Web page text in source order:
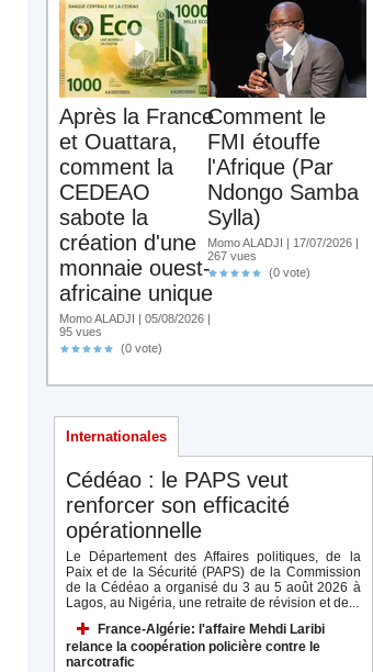
Après la France
et Ouattara,
comment la
CEDEAO
sabote la
création d'une
monnaie ouest-
africaine unique
Momo ALADJI | 05/08/2026 |
95 vues
(0 vote)
Comment le
FMI étouffe
l'Afrique (Par
Ndongo Samba
Sylla)
Momo ALADJI | 17/07/2026 |
267 vues
(0 vote)
Internationales
Cédéao : le PAPS veut
renforcer son efficacité
opérationnelle
Le Département des Affaires politiques, de la
Paix et de la Sécurité (PAPS) de la Commission
de la Cédéao a organisé du 3 au 5 août 2026 à
Lagos, au Nigéria, une retraite de révision et de...
France-Algérie: l'affaire Mehdi Laribi
relance la coopération policière contre le
narcotrafic